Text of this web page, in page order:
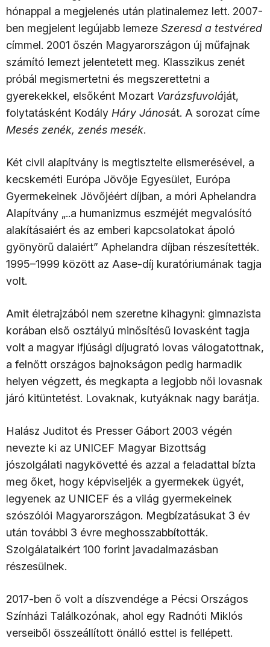
hónappal a megjelenés után platinalemez lett. 2007-
ben megjelent legújabb lemeze Szeresd a testvéred
címmel. 2001 őszén Magyarországon új műfajnak
számító lemezt jelentetett meg. Klasszikus zenét
próbál megismertetni és megszerettetni a
gyerekekkel, elsőként Mozart Varázsfuvoláját,
folytatásként Kodály Háry Jánosát. A sorozat címe
Mesés zenék, zenés mesék.
Két civil alapítvány is megtisztelte elismerésével, a
kecskeméti Európa Jövője Egyesület, Európa
Gyermekeinek Jövőjéért díjban, a móri Aphelandra
Alapítvány „..a humanizmus eszméjét megvalósító
alakításaiért és az emberi kapcsolatokat ápoló
gyönyörű dalaiért” Aphelandra díjban részesítették.
1995–1999 között az Aase-díj kuratóriumának tagja
volt.
Amit életrajzából nem szeretne kihagyni: gimnazista
korában első osztályú minősítésű lovasként tagja
volt a magyar ifjúsági díjugrató lovas válogatottnak,
a felnőtt országos bajnokságon pedig harmadik
helyen végzett, és megkapta a legjobb női lovasnak
járó kitüntetést. Lovaknak, kutyáknak nagy barátja.
Halász Juditot és Presser Gábort 2003 végén
nevezte ki az UNICEF Magyar Bizottság
jószolgálati nagykövetté és azzal a feladattal bízta
meg őket, hogy képviseljék a gyermekek ügyét,
legyenek az UNICEF és a világ gyermekeinek
szószólói Magyarországon. Megbízatásukat 3 év
után további 3 évre meghosszabbították.
Szolgálataikért 100 forint javadalmazásban
részesülnek.
2017-ben ő volt a díszvendége a Pécsi Országos
Színházi Találkozónak, ahol egy Radnóti Miklós
verseiből összeállított önálló esttel is fellépett.